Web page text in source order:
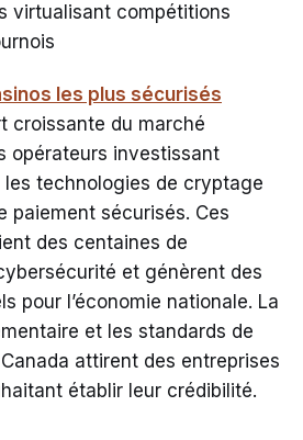
virtualisant compétitions
les plus sécurisés
croissante du marché
opérateurs investissant
technologies de cryptage
paiement sécurisés. Ces
des centaines de
et génèrent des
pour l’économie nationale. La
et les standards de
attirent des entreprises
établir leur crédibilité.